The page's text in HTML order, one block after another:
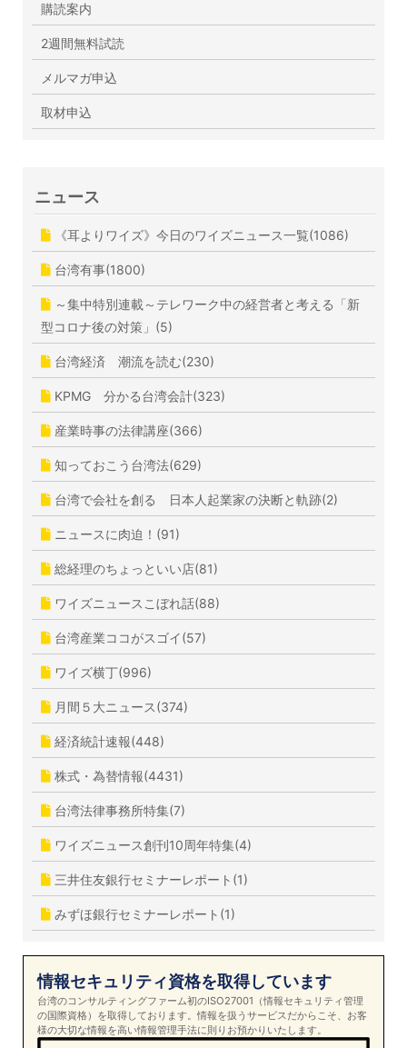
購読案内
2週間無料試読
メルマガ申込
取材申込
ニュース
《耳よりワイズ》今日のワイズニュース一覧(1086)
台湾有事(1800)
～集中特別連載～テレワーク中の経営者と考える「新
型コロナ後の対策」(5)
台湾経済 潮流を読む(230)
KPMG 分かる台湾会計(323)
産業時事の法律講座(366)
知っておこう台湾法(629)
台湾で会社を創る 日本人起業家の決断と軌跡(2)
ニュースに肉迫！(91)
総経理のちょっといい店(81)
ワイズニュースこぼれ話(88)
台湾産業ココがスゴイ(57)
ワイズ横丁(996)
月間５大ニュース(374)
経済統計速報(448)
株式・為替情報(4431)
台湾法律事務所特集(7)
ワイズニュース創刊10周年特集(4)
三井住友銀行セミナーレポート(1)
みずほ銀行セミナーレポート(1)
情報セキュリティ資格を取得しています
台湾のコンサルティングファーム初のISO27001（情報セキュリティ管理
の国際資格）を取得しております。情報を扱うサービスだからこそ、お客
様の大切な情報を高い情報管理手法に則りお預かりいたします。